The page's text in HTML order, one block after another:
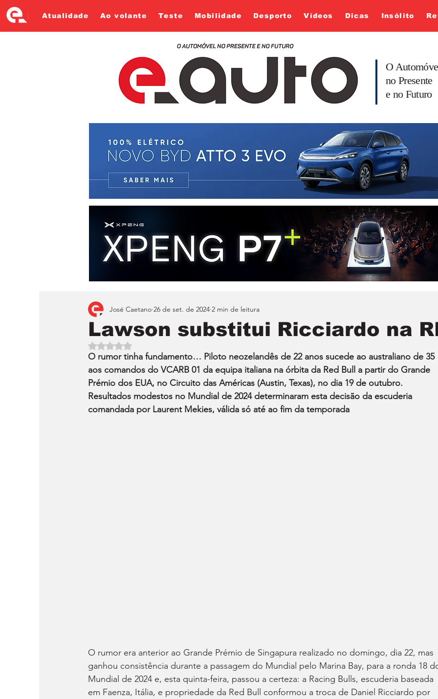
Atualidade Ao volante Teste Mobilidade Desporto Vídeos Dicas Insólito
O
no Presente
e no Futuro
Lawson substitui Ricciardo na
José Caetano 26 de set. de 2024 2 min de leitura
Avaliado com NaN de 5 estrelas.
O rumor tinha fundamento… Piloto neozelandês de 22 anos sucede ao australiano de 35
aos comandos do VCARB 01 da equipa italiana na órbita da Red Bull a partir do Grande
Prémio dos EUA, no Circuito das Américas (Austin, Texas), no dia 19 de outubro.
Resultados modestos no Mundial de 2024 determinaram esta decisão da escuderia
comandada por Laurent Mekies, válida só até ao fim da temporada
O rumor era anterior ao Grande Prémio de Singapura realizado no domingo, dia 22, mas
ganhou consistência durante a passagem do Mundial pelo Marina Bay, para a ronda 18
Mundial de 2024 e, esta quinta-feira, passou a certeza: a Racing Bulls, escuderia baseada
em Faenza, Itália, e propriedade da Red Bull conformou a troca de Daniel Ricciardo por